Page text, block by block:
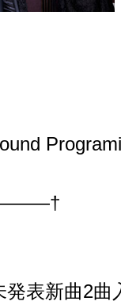
表新曲2曲